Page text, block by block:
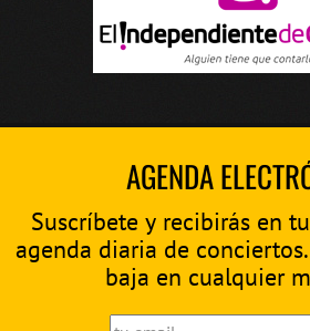
AGENDA
Suscríbete y recibirás en
agenda diaria de
baja en cualquier